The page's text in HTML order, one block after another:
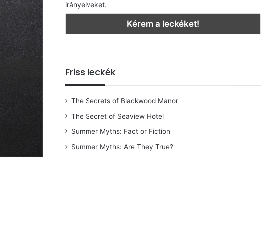
irányelveket.
Friss leckék
The Secrets of Blackwood Manor
The Secret of Seaview Hotel
Summer Myths: Fact or Fiction
Summer Myths: Are They True?